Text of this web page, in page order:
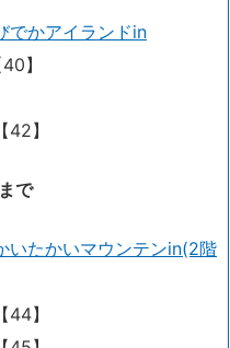
でかアイランドin
40】
【42】
で
いたかいマウンテンin(2階
【44】